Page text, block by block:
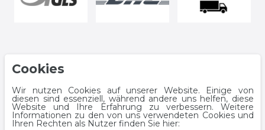
Cookies
Wir nutzen Cookies auf unserer Website. Einige von
diesen sind essenziell, während andere uns helfen, diese
Website und Ihre Erfahrung zu verbessern. Weitere
Informationen zu den von uns verwendeten Cookies und
Ihren Rechten als Nutzer finden Sie hier:
Impressum Daten­schutz­erklärung